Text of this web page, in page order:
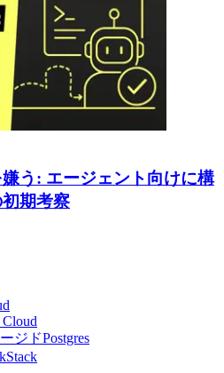
う: エージェント向けに構
期考察
ジドPostgres